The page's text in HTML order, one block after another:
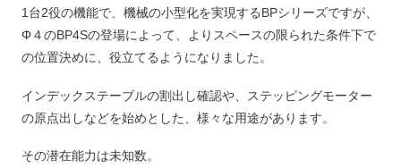
1台2役の機能で、機械の小型化を実現するBPシリーズですが、
Φ４のBP4Sの登場によって、よりスペースの限られた条件下で
の位置決めに、役立てるようになりました。
インデックステーブルの割出し確認や、ステッピングモーター
の原点出しなどを始めとした、様々な用途があります。
その潜在能力は未知数。